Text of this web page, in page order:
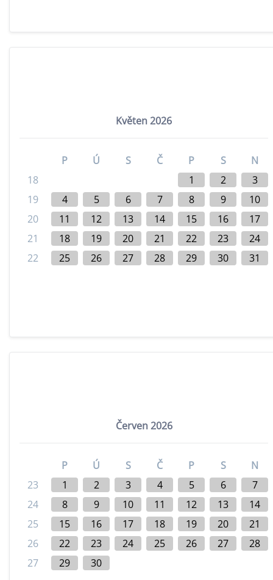
Květen 2026
P Ú S Č P S
N
18
1 2
3
19
4 5 6 7 8 9
10
20
11 12 13 14 15 16
17
21
18 19 20 21 22 23
24
22
25 26 27 28 29 30 31
Červen 2026
P Ú S Č P S
N
23
1 2 3 4 5 6
7
24
8 9 10 11 12 13
14
25
15 16 17 18 19 20
21
26
22 23 24 25 26 27
28
27
29 30